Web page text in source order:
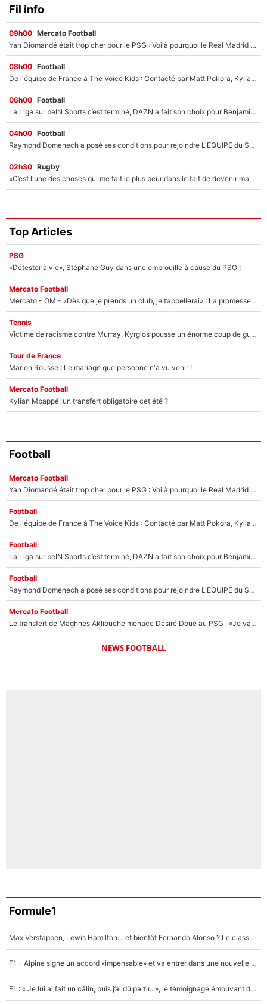
Fil info
09h00 Mercato Football
Yan Diomandé était trop cher pour le PSG : Voilà pourquoi le Real Madrid a accepté de payer la somme record de 140M€ pour boucler son transfert !
08h00 Football
De l'équipe de France à The Voice Kids : Contacté par Matt Pokora, Kylian Mbappé a accepté de jouer un rôle inédit sur TF1 !
06h00 Football
La Liga sur beIN Sports c’est terminé, DAZN a fait son choix pour Benjamin Da Silva et Omar Da Fonseca !
04h00 Football
Raymond Domenech a posé ses conditions pour rejoindre L'EQUIPE du Soir : Il refuse de faire l'émission avec un autre chroniqueur !
02h30 Rugby
«C’est l'une des choses qui me fait le plus peur dans le fait de devenir maman» : En couple avec Antoine Dupont, Iris Mittenaere s'inquiète déjà pour ses futurs enfants !
Top Articles
PSG
«Détester à vie», Stéphane Guy dans une embrouille à cause du PSG !
Mercato Football
Mercato - OM - «Dès que je prends un club, je t’appellerai» : La promesse de Marcelino au moment de claquer la porte
Tennis
Victime de racisme contre Murray, Kyrgios pousse un énorme coup de gueule !
Tour de France
Marion Rousse : Le mariage que personne n'a vu venir !
Mercato Football
Kylian Mbappé, un transfert obligatoire cet été ?
Football
Mercato Football
Yan Diomandé était trop cher pour le PSG : Voilà pourquoi le Real Madrid a accepté de payer la somme record de 140M€ pour boucler son transfert !
Football
De l'équipe de France à The Voice Kids : Contacté par Matt Pokora, Kylian Mbappé a accepté de jouer un rôle inédit sur TF1 !
Football
La Liga sur beIN Sports c’est terminé, DAZN a fait son choix pour Benjamin Da Silva et Omar Da Fonseca !
Football
Raymond Domenech a posé ses conditions pour rejoindre L'EQUIPE du Soir : Il refuse de faire l'émission avec un autre chroniqueur !
Mercato Football
Le transfert de Maghnes Akliouche menace Désiré Doué au PSG : «Je valide à 200%»
NEWS FOOTBALL
Formule1
Max Verstappen, Lewis Hamilton… et bientôt Fernando Alonso ? Le classement des pilotes les mieux payés en Formule 1 risque de changer !
F1 - Alpine signe un accord «impensable» et va entrer dans une nouvelle dimension : Grande nouvelle pour Pierre Gasly !
F1 : « Je lui ai fait un câlin, puis j’ai dû partir...», le témoignage émouvant de Max Verstappen sur sa fille